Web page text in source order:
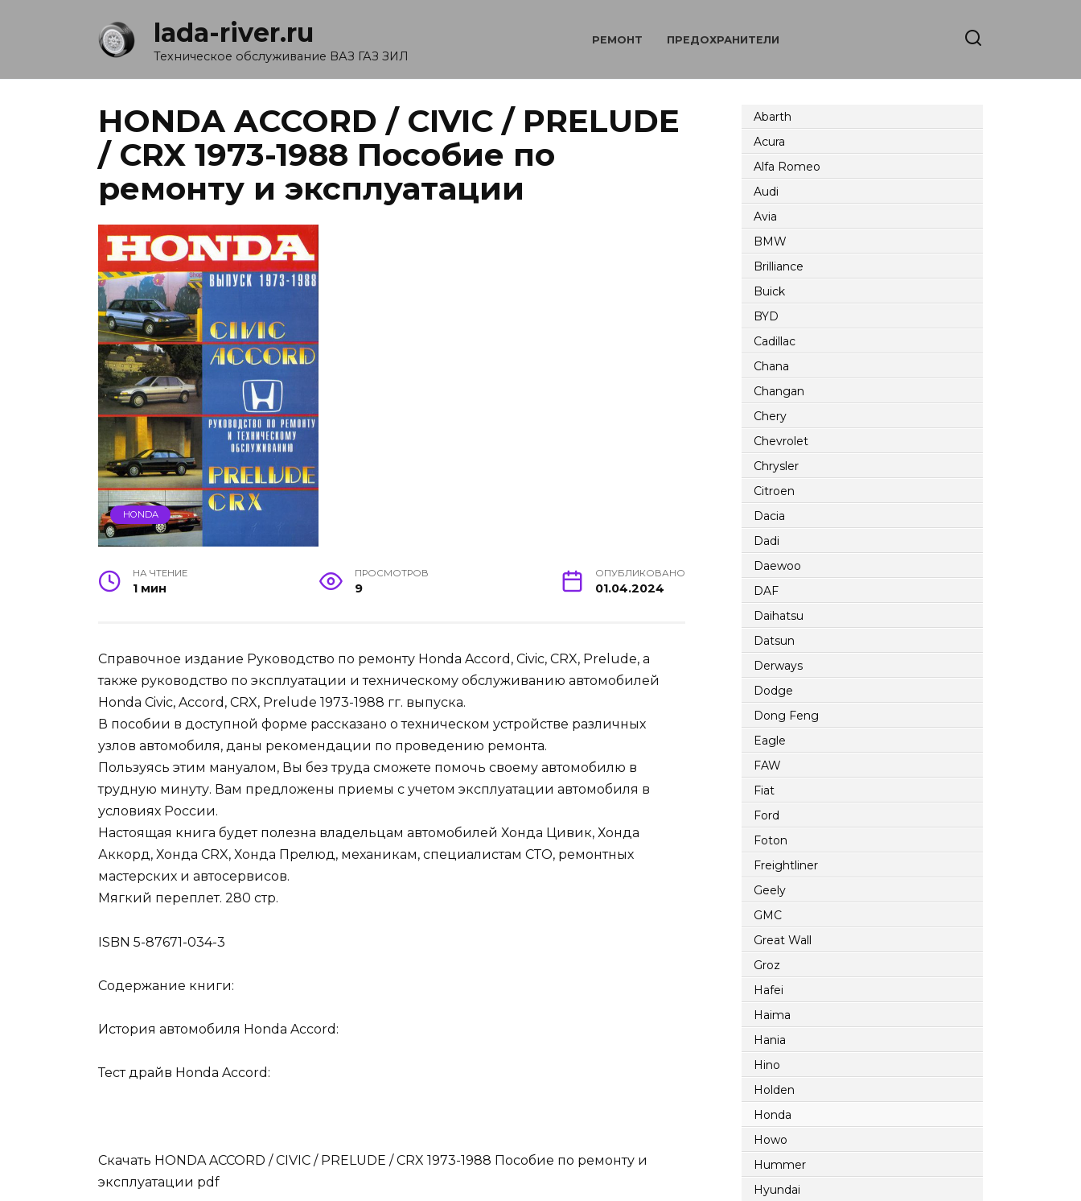
lada-river.ru
Техническое обслуживание ВАЗ ГАЗ ЗИЛ
РЕМОНТ ПРЕДОХРАНИТЕЛИ
HONDA ACCORD / CIVIC / PRELUDE
/ CRX 1973-1988 Пособие по
ремонту и эксплуатации
HONDA
НА ЧТЕНИЕ
1 мин
ПРОСМОТРОВ
9
ОПУБЛИКОВАНО
01.04.2024
Справочное издание Руководство по ремонту Honda Accord, Civic, CRX, Prelude, а
также руководство по эксплуатации и техническому обслуживанию автомобилей
Honda Civic, Accord, CRX, Prelude 1973-1988 гг. выпуска.
В пособии в доступной форме рассказано о техническом устройстве различных
узлов автомобиля, даны рекомендации по проведению ремонта.
Пользуясь этим мануалом, Вы без труда сможете помочь своему автомобилю в
трудную минуту. Вам предложены приемы с учетом эксплуатации автомобиля в
условиях России.
Настоящая книга будет полезна владельцам автомобилей Хонда Цивик, Хонда
Аккорд, Хонда CRX, Хонда Прелюд, механикам, специалистам СТО, ремонтных
мастерских и автосервисов.
Мягкий переплет. 280 стр.
ISBN 5-87671-034-3
Содержание книги:
История автомобиля Honda Accord:
Тест драйв Honda Accord:
Скачать HONDA ACCORD / CIVIC / PRELUDE / CRX 1973-1988 Пособие по ремонту и
эксплуатации pdf
Abarth
Acura
Alfa Romeo
Audi
Avia
BMW
Brilliance
Buick
BYD
Cadillac
Chana
Changan
Chery
Chevrolet
Chrysler
Citroen
Dacia
Dadi
Daewoo
DAF
Daihatsu
Datsun
Derways
Dodge
Dong Feng
Eagle
FAW
Fiat
Ford
Foton
Freightliner
Geely
GMC
Great Wall
Groz
Hafei
Haima
Hania
Hino
Holden
Honda
Howo
Hummer
Hyundai